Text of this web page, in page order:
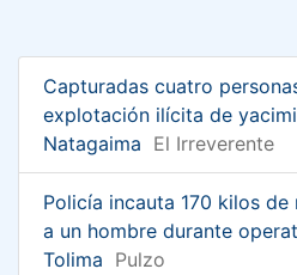
Capturadas cuatro
explotación ilícita de
Natagaima El Irreverente
Policía incauta 170 kilos de
a un hombre durante
Tolima Pulzo